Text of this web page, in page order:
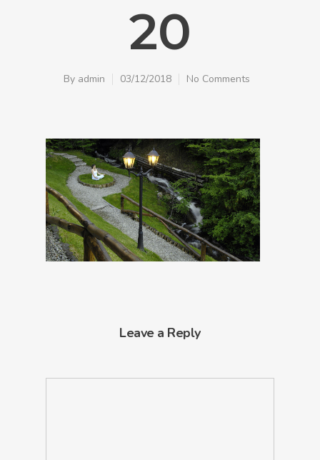
20
By admin 03/12/2018 No Comments
Leave a Reply